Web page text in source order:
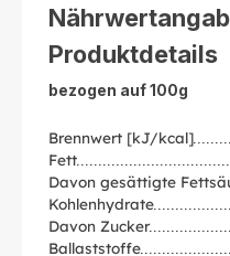
Produktdetails
bezogen auf 100g
Brennwert [kJ/kcal]
Fett
Davon gesättigte
Kohlenhydrate
Davon Zucker
Ballaststoffe